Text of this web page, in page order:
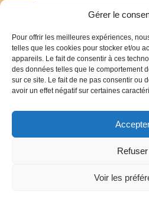
Gérer le
Pour offrir les meilleures expériences,
telles que les cookies pour stocker et/ou
appareils. Le fait de consentir à ces
des données telles que le comportement
sur ce site. Le fait de ne pas consentir ou
avoir un effet négatif sur certaines
Refuser
Voir les